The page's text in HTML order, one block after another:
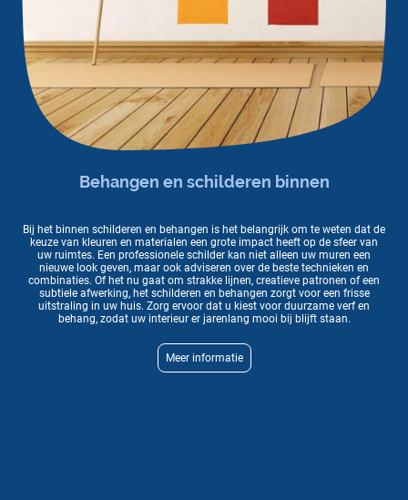
Behangen en schilderen binnen
Bij het binnen schilderen en behangen is het belangrijk om te weten dat de
keuze van kleuren en materialen een grote impact heeft op de sfeer van
uw ruimtes. Een professionele schilder kan niet alleen uw muren een
nieuwe look geven, maar ook adviseren over de beste technieken en
combinaties. Of het nu gaat om strakke lijnen, creatieve patronen of een
subtiele afwerking, het schilderen en behangen zorgt voor een frisse
uitstraling in uw huis. Zorg ervoor dat u kiest voor duurzame verf en
behang, zodat uw interieur er jarenlang mooi bij blijft staan.
Meer informatie